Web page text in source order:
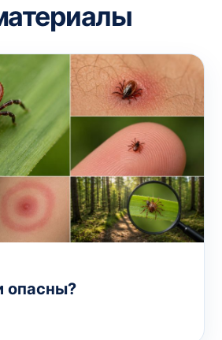
опасны?